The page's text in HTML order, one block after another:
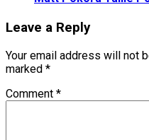
Leave a Reply
Your email address will not
marked *
Comment *